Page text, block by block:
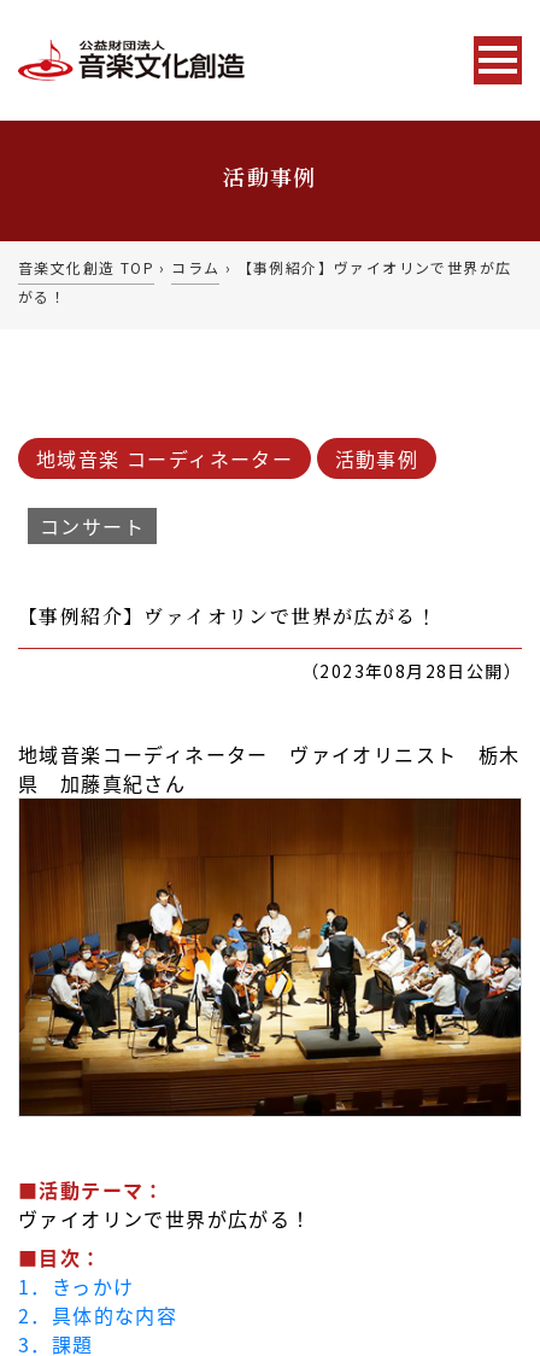
活動事例
音楽文化創造 TOP › コラム ›
【事例紹介】ヴァイオリンで世界が広
がる！
地域音楽 コーディネーター 活動事例
コンサート
【事例紹介】ヴァイオリンで世界が広がる！
（2023年08月28日公開）
地域音楽コーディネーター ヴァイオリニスト 栃木
県 加藤真紀さん
■活動テーマ：
ヴァイオリンで世界が広がる！
■目次：
1．きっかけ
2．具体的な内容
3．課題